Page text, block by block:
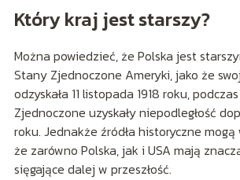
Który kraj jest starszy?
Można powiedzieć, że Polska jest
Stany Zjednoczone Ameryki, jako że
odzyskała 11 listopada 1918 roku,
Zjednoczone uzyskały niepodległość
roku. Jednakże źródła historyczne
że zarówno Polska, jak i USA mają
sięgające dalej w przeszłość.